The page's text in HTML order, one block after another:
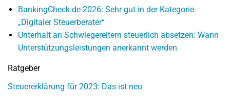
BankingCheck.de 2026: Sehr gut in der Kategorie
„Digitaler Steuerberater“
Unterhalt an Schwiegereltern steuerlich absetzen: Wann
Unterstützungsleistungen anerkannt werden
Ratgeber
Steuererklärung für 2023: Das ist neu